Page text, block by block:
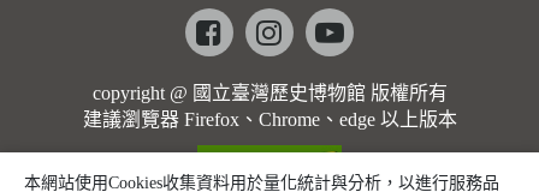
馬勒大地
之歌】
Facebookinstagramyoutube
copyright @ 國立臺灣歷史博物館 版權所有
建議瀏覽器 Firefox、Chrome、edge 以上版本
本網站使用Cookies收集資料用於量化統計與分析，以進行服務品